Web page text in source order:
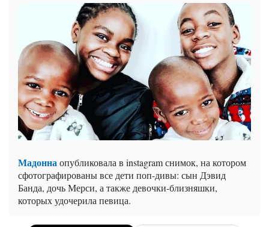
Мадоннаопубликовала в instagram снимок, на котором
сфотографированы все дети поп-дивы: сын Дэвид
Банда, дочь Мерси, а также девочки-близняшки,
которых удочерила певица.